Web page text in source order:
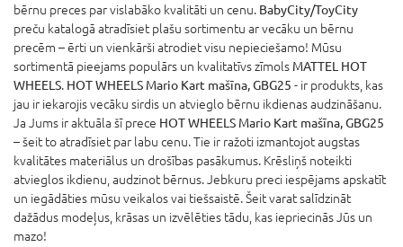
bērnu preces par vislabāko kvalitāti un cenu. BabyCity/ToyCity
preču katalogā atradīsiet plašu sortimentu ar vecāku un bērnu
precēm – ērti un vienkārši atrodiet visu nepieciešamo! Mūsu
sortimentā pieejams populārs un kvalitatīvs zīmols MATTEL HOT
WHEELS. HOT WHEELS Mario Kart mašīna, GBG25 - ir produkts, kas
jau ir iekarojis vecāku sirdis un atvieglo bērnu ikdienas audzināšanu.
Ja Jums ir aktuāla šī prece HOT WHEELS Mario Kart mašīna, GBG25
– šeit to atradīsiet par labu cenu. Tie ir ražoti izmantojot augstas
kvalitātes materiālus un drošības pasākumus. Krēsliņš noteikti
atvieglos ikdienu, audzinot bērnus. Jebkuru preci iespējams apskatīt
un iegādāties mūsu veikalos vai tiešsaistē. Šeit varat salīdzināt
dažādus modeļus, krāsas un izvēlēties tādu, kas iepriecinās Jūs un
mazo!